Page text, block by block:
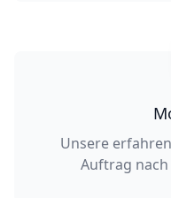
Unsere
Auftrag